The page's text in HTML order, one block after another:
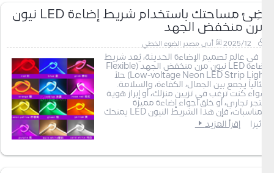
أضِئ مساحتك باستخدام شريط إضاءة LED نيون
مرن منخفض الجهد
2025/12 أدى مصدر الضوء الخطي
في عالم تصميم الإضاءة الحديثة، يُعد شريط
إضاءة LED نيون مرن منخفض الجهد (Flexible
Low-voltage Neon LED Strip Light) حلاً
مثالياً يجمع بين الجمال، الكفاءة، والسلامة.
سواء كنت ترغب في تزيين منزلك، أو إبراز هوية
متجر تجاري، أو خلق أجواء إضاءة مميزة
للمناسبات، فإن هذا الشريط النيون LED يمنحك
تأثيرا
إقرأ المزيد